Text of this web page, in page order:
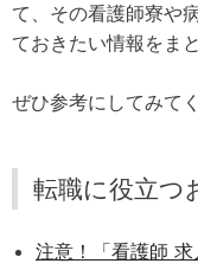
て、その看護師寮や
ておきたい情報をま
ぜひ参考にしてみて
転職に役立つ
注意！「看護師